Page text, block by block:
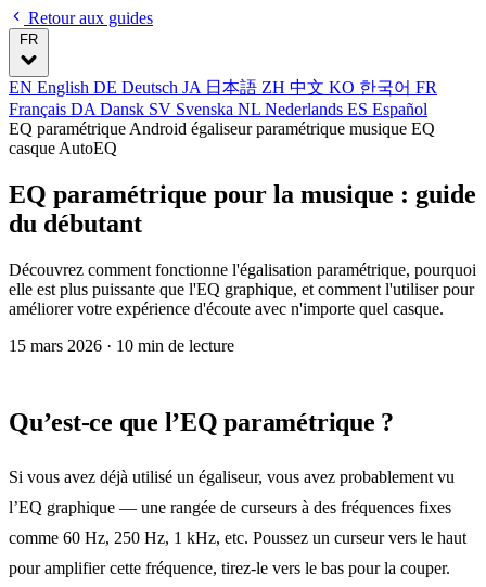
Retour aux guides
FR
EN English DE Deutsch JA 日本語 ZH 中文 KO 한국어 FR
Français DA Dansk SV Svenska NL Nederlands ES Español
EQ paramétrique Android égaliseur paramétrique musique EQ
casque AutoEQ
EQ paramétrique pour la musique : guide
du débutant
Découvrez comment fonctionne l'égalisation paramétrique, pourquoi
elle est plus puissante que l'EQ graphique, et comment l'utiliser pour
améliorer votre expérience d'écoute avec n'importe quel casque.
15 mars 2026 · 10 min de lecture
Qu’est-ce que l’EQ paramétrique ?
Si vous avez déjà utilisé un égaliseur, vous avez probablement vu
l’EQ graphique — une rangée de curseurs à des fréquences fixes
comme 60 Hz, 250 Hz, 1 kHz, etc. Poussez un curseur vers le haut
pour amplifier cette fréquence, tirez-le vers le bas pour la couper.